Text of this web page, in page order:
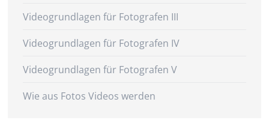
Videogrundlagen für Fotografen III
Videogrundlagen für Fotografen IV
Videogrundlagen für Fotografen V
Wie aus Fotos Videos werden